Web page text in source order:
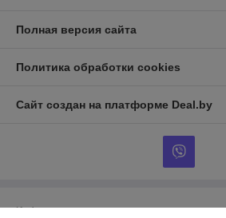
Полная версия сайта
Политика обработки cookies
Сайт создан на платформе Deal.by
Информация для покупателя